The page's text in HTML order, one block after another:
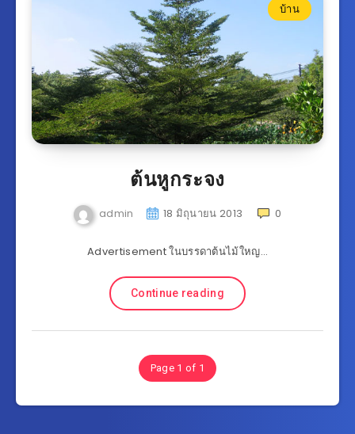
บ้าน
ต้นหูกระจง
admin 18 มิถุนายน 2013 0
Advertisement ในบรรดาต้นไม้ใหญ…
Continue reading
Page 1 of 1